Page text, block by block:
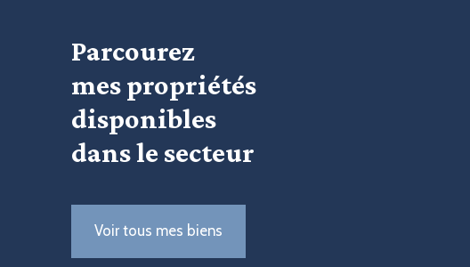
Parcourez
mes propriétés
disponibles
dans le secteur
Voir tous mes biens